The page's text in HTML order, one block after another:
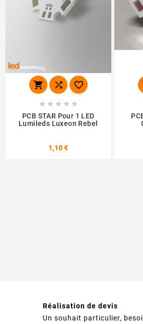
  
    
PCB STAR Pour 1 LED
Lumileds Luxeon Rebel
1,10 €
Réalisation de devis
Un souhait particulier,